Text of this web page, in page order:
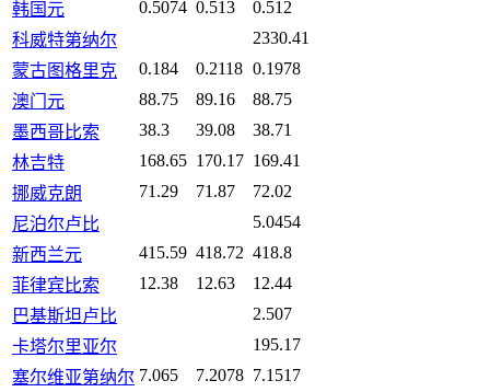
韩国元 0.5074 0.513
0.512
科威特第纳尔
2330.41
蒙古图格里克
0.184 0.2118 0.1978
澳门元
88.75 89.16
88.75
墨西哥比索
38.3 39.08
38.71
林吉特
168.65 170.17 169.41
挪威克朗
71.29 71.87
72.02
尼泊尔卢比
5.0454
新西兰元
415.59 418.72 418.8
菲律宾比索
12.38 12.63
12.44
巴基斯坦卢比
2.507
卡塔尔里亚尔
195.17
塞尔维亚第纳尔 7.065 7.2078 7.1517